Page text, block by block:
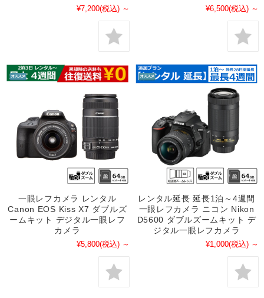
¥7,200(税込) ～ ¥6,500(税込) ～
一眼レフカメラ レンタル
Canon EOS Kiss X7 ダブルズ
ームキット デジタル一眼レフ
カメラ
¥5,800(税込) ～
レンタル延長 延長1泊～4週間
一眼レフカメラ ニコン Nikon
D5600 ダブルズームキット デ
ジタル一眼レフカメラ
¥1,000(税込) ～